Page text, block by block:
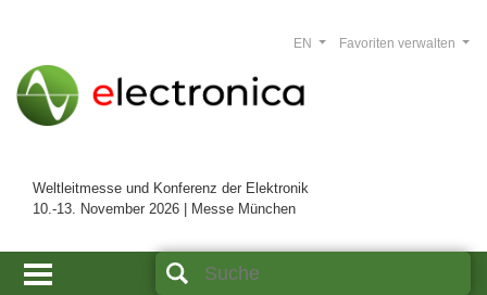
Weltleitmesse und Konferenz der Elektronik
10.-13. November 2026 | Messe München
Favoriten verwalten
EN